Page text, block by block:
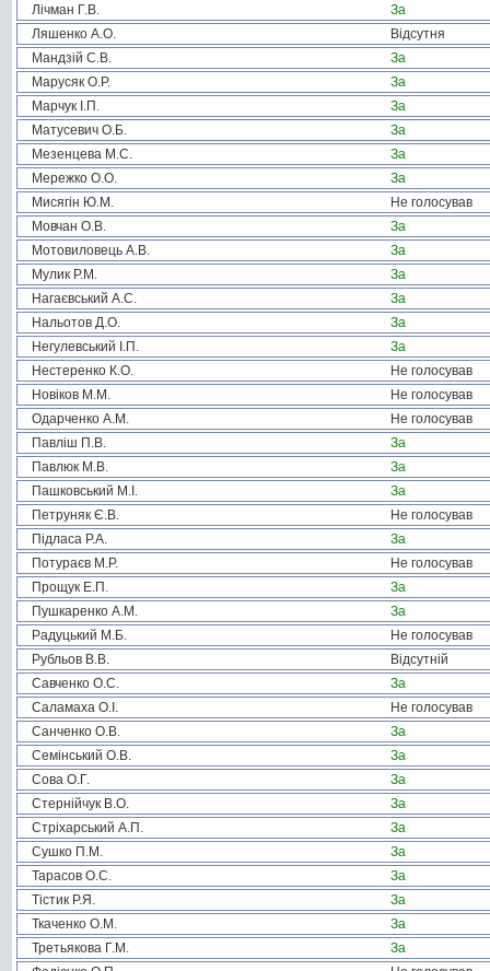
Лічман Г.В.
За
Ляшенко А.О.
Відсутня
Мандзій С.В.
За
Марусяк О.Р.
За
Марчук І.П.
За
Матусевич О.Б.
За
Мезенцева М.С.
За
Мережко О.О.
За
Мисягін Ю.М.
Не голосував
Мовчан О.В.
За
Мотовиловець А.В.
За
Мулик Р.М.
За
Нагаєвський А.С.
За
Нальотов Д.О.
За
Негулевський І.П.
За
Нестеренко К.О.
Не голосував
Новіков М.М.
Не голосував
Одарченко А.М.
Не голосував
Павліш П.В.
За
Павлюк М.В.
За
Пашковський М.І.
За
Петруняк Є.В.
Не голосував
Підласа Р.А.
За
Потураєв М.Р.
Не голосував
Прощук Е.П.
За
Пушкаренко А.М.
За
Радуцький М.Б.
Не голосував
Рубльов В.В.
Відсутній
Савченко О.С.
За
Саламаха О.І.
Не голосував
Санченко О.В.
За
Семінський О.В.
За
Сова О.Г.
За
Стернійчук В.О.
За
Стріхарський А.П.
За
Сушко П.М.
За
Тарасов О.С.
За
Тістик Р.Я.
За
Ткаченко О.М.
За
Третьякова Г.М.
За